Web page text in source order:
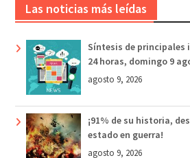
Las noticias más leídas
Síntesis de
24 horas, domingo 9
agosto 9, 2026
¡91% de su historia,
estado en guerra!
agosto 9, 2026